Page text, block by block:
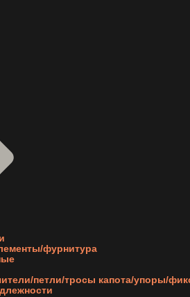
фурнитура
петли/тросы капота/упоры/